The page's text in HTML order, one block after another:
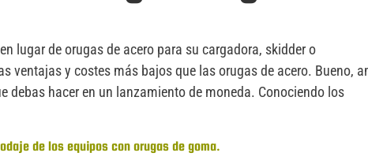
lugar de orugas de acero para su cargadora, skidder o
ventajas y costes más bajos que las orugas de acero. Bueno,
debas hacer en un lanzamiento de moneda. Conociendo los
de los equipos con orugas de goma.